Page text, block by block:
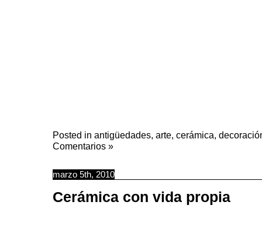
Posted in antigüedades, arte, cerámica,
Comentarios »
marzo 5th, 2010
Cerámica con vida propia